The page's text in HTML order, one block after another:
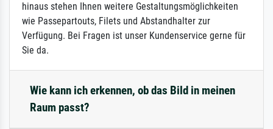
hinaus stehen Ihnen weitere Gestaltungsmöglichkeiten
wie Passepartouts, Filets und Abstandhalter zur
Verfügung. Bei Fragen ist unser Kundenservice gerne für
Sie da.
Wie kann ich erkennen, ob das Bild in meinen
Raum passt?